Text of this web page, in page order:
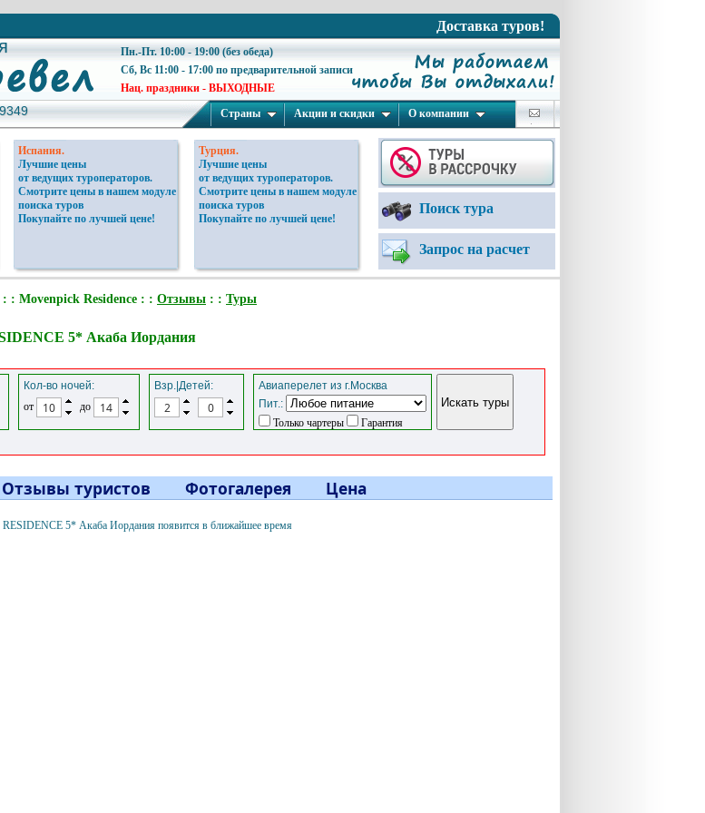
Доставка туров!
Пн.-Пт. 10:00 - 19:00 (без обеда)
Сб, Вс 11:00 - 17:00 по предварительной записи
Нац. праздники - ВЫХОДНЫЕ
Страны Акции и скидки О компании
Испания.
Лучшие цены
от ведущих туроператоров.
Смотрите цены в нашем модуле
поиска туров
Покупайте по лучшей цене!
Турция.
Лучшие цены
от ведущих туроператоров.
Смотрите цены в нашем модуле
поиска туров
Покупайте по лучшей цене!
Поиск тура
Запрос на расчет
: : Movenpick Residence : : Отзывы : : Туры
5* Акаба Иордания
Кол-во ночей:
от
до
Взр.|Детей:
Авиаперелет из г.Москва
Пит.:
Только чартеры
Гарантия
Отзывы туристов Фотогалерея Цена
5* Акаба Иордания появится в ближайшее время